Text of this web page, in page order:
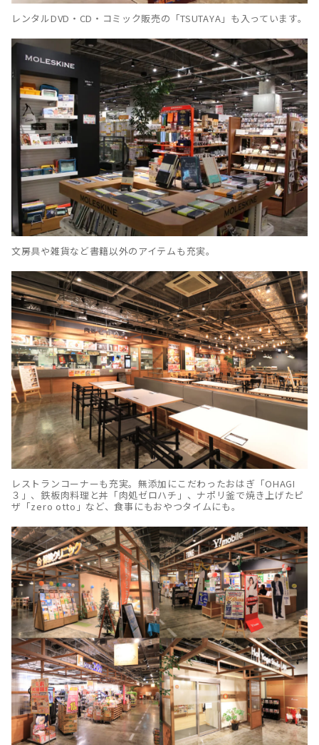
レンタルDVD・CD・コミック販売の「TSUTAYA」も入っています。
文房具や雑貨など書籍以外のアイテムも充実。
レストランコーナーも充実。無添加にこだわったおはぎ「OHAGI
３」、鉄板肉料理と丼「肉処ゼロハチ」、ナポリ釜で焼き上げたピ
ザ「zero otto」など、食事にもおやつタイムにも。